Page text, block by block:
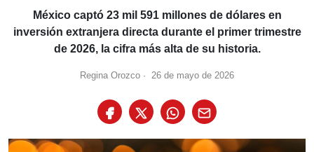
México captó 23 mil 591 millones de dólares en
inversión extranjera directa durante el primer trimestre
de 2026, la cifra más alta de su historia.
Regina Orozco · 26 de mayo de 2026